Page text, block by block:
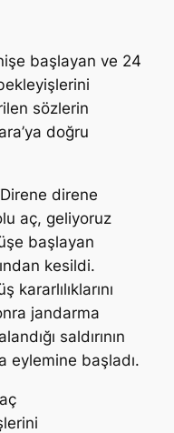
başlayan ve 24
sözlerin
doğru
direne
aç, geliyoruz
başlayan
kesildi.
jandarma
saldırının
eylemine başladı.